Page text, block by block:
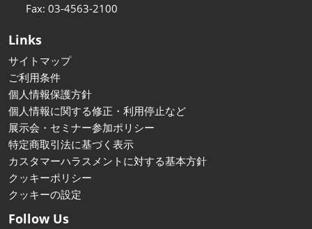
Fax: 03-4563-2100
Links
サイトマップ
ご利用条件
個人情報保護方針
個人情報に関する修正・利用停止など
展示会・セミナー参加ポリシー
特定商取引法に基づく表示
カスタマーハラスメントに対する基本方針
クッキーポリシー
クッキーの設定
Follow Us